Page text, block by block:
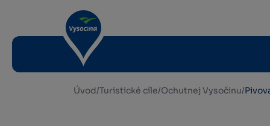
Úvod/Turistické cíle/Ochutnej Vysočinu/